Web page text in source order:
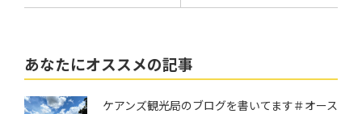
あなたにオススメの記事
ケアンズ観光局のブログを書いてます＃オース